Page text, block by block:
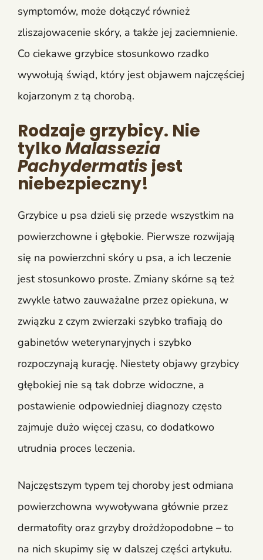
symptomów, może dołączyć również
zliszajowacenie skóry, a także jej zaciemnienie.
Co ciekawe grzybice stosunkowo rzadko
wywołują świąd, który jest objawem najczęściej
kojarzonym z tą chorobą.
Rodzaje grzybicy. Nie
tylkoMalassezia
Pachydermatis jest
niebezpieczny!
Grzybice u psa dzieli się przede wszystkim na
powierzchowne i głębokie. Pierwsze rozwijają
się na powierzchni skóry u psa, a ich leczenie
jest stosunkowo proste. Zmiany skórne są też
zwykle łatwo zauważalne przez opiekuna, w
związku z czym zwierzaki szybko trafiają do
gabinetów weterynaryjnych i szybko
rozpoczynają kurację. Niestety objawy grzybicy
głębokiej nie są tak dobrze widoczne, a
postawienie odpowiedniej diagnozy często
zajmuje dużo więcej czasu, co dodatkowo
utrudnia proces leczenia.
Najczęstszym typem tej choroby jest odmiana
powierzchowna wywoływana głównie przez
dermatofity oraz grzyby drożdżopodobne – to
na nich skupimy się w dalszej części artykułu.